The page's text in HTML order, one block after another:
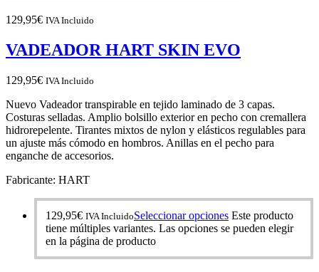
129,95€ IVA Incluido
VADEADOR HART SKIN EVO
129,95€ IVA Incluido
Nuevo Vadeador transpirable en tejido laminado de 3 capas.
Costuras selladas. Amplio bolsillo exterior en pecho con cremallera
hidrorepelente. Tirantes mixtos de nylon y elásticos regulables para
un ajuste más cómodo en hombros. Anillas en el pecho para
enganche de accesorios.
Fabricante: HART
129,95€ IVA IncluidoSeleccionar opciones Este producto
tiene múltiples variantes. Las opciones se pueden elegir
en la página de producto